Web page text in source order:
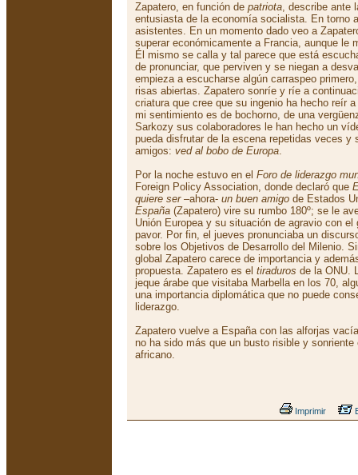
Zapatero, en función de patriota, describe ante
entusiasta de la economía socialista. En torno
asistentes. En un momento dado veo a
superar económicamente a Francia, aunque le
Él mismo se calla y tal parece que está
de pronunciar, que perviven y se niegan a
empieza a escucharse algún carraspeo
risas abiertas. Zapatero sonríe y ríe a
criatura que cree que su ingenio ha hecho reír
mi sentimiento es de bochorno, de una
Sarkozy sus colaboradores le han hecho un
pueda disfrutar de la escena repetidas veces
amigos: ved al bobo de Europa.
Por la noche estuvo en el Foro de liderazgo
Foreign Policy Association, donde declaró que
quiere ser–ahora- un buen amigo de Estados
España (Zapatero) vire su rumbo 180º; se le
Unión Europea y su situación de agravio con el
pavor. Por fin, el jueves pronunciaba un
sobre los Objetivos de Desarrollo del Milenio.
global Zapatero carece de importancia y
propuesta. Zapatero es el tiraduros de la ONU.
jeque árabe que visitaba Marbella en los 70,
una importancia diplomática que no puede
liderazgo.
Zapatero vuelve a España con las alforjas
no ha sido más que un busto risible y
africano.
Imprimir